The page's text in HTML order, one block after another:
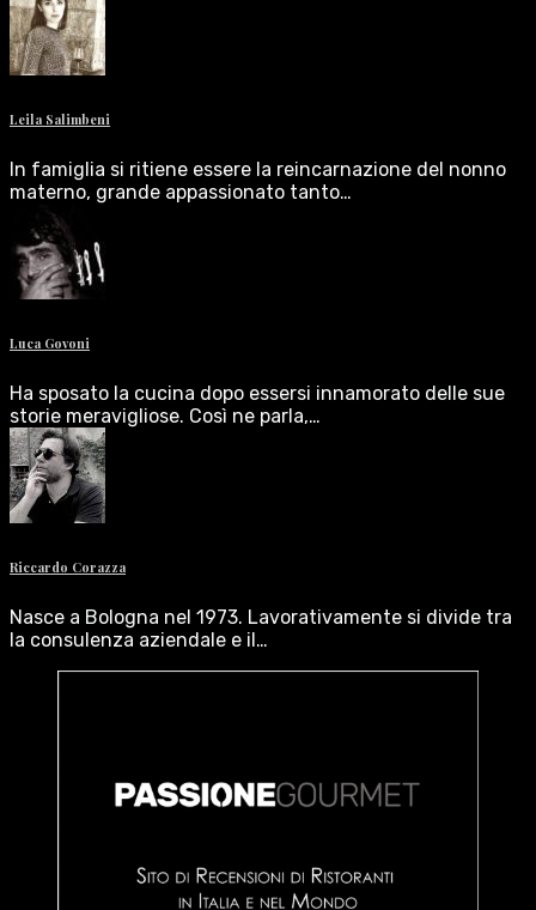
Leila Salimbeni
In famiglia si ritiene essere la reincarnazione del nonno
materno, grande appassionato tanto…
Luca Govoni
Ha sposato la cucina dopo essersi innamorato delle sue
storie meravigliose. Così ne parla,…
Riccardo Corazza
Nasce a Bologna nel 1973. Lavorativamente si divide tra
la consulenza aziendale e il…